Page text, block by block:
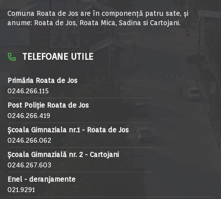
Comuna Roata de Jos are în componență patru sate, și
anume: Roata de Jos, Roata Mica, Sadina si Cartojani.
TELEFOANE UTILE
Primăria Roata de Jos
0246.266.115
Post Poliție Roata de Jos
0246.266.419
Școala Gimnaziala nr.1 - Roata de Jos
0246.266.062
Școala Gimnazială nr. 2 - Cartojani
0246.267.603
Enel - deranjamente
021.9291